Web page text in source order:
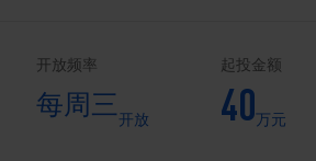
开放频率
每周三开放
起投金额
40万元